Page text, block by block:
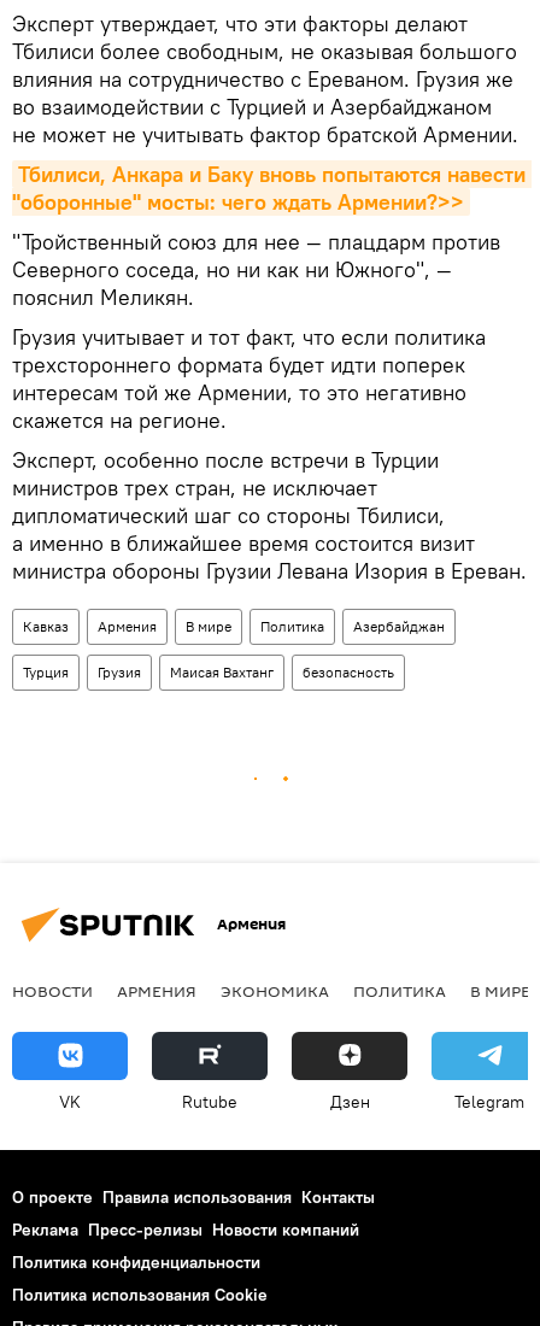
Эксперт утверждает, что эти факторы делают
Тбилиси более свободным, не оказывая большого
влияния на сотрудничество с Ереваном. Грузия же
во взаимодействии с Турцией и Азербайджаном
не может не учитывать фактор братской Армении.
Тбилиси, Анкара и Баку вновь попытаются навести
"оборонные" мосты: чего ждать Армении?>>
"Тройственный союз для нее — плацдарм против
Северного соседа, но ни как ни Южного", —
пояснил Меликян.
Грузия учитывает и тот факт, что если политика
трехстороннего формата будет идти поперек
интересам той же Армении, то это негативно
скажется на регионе.
Эксперт, особенно после встречи в Турции
министров трех стран, не исключает
дипломатический шаг со стороны Тбилиси,
а именно в ближайшее время состоится визит
министра обороны Грузии Левана Изория в Ереван.
Кавказ Армения В мире Политика Азербайджан
Турция Грузия Маисая Вахтанг безопасность
Армения
НОВОСТИ АРМЕНИЯ ЭКОНОМИКА ПОЛИТИКА В МИРЕ
VK Rutube Дзен Telegram
О проекте Правила использования Контакты
Реклама Пресс-релизы Новости компаний
Политика конфиденциальности
Политика использования Cookie